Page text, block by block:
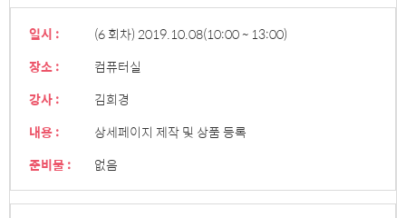
일시 : (6 회차) 2019.10.08(10:00 ~ 13:00)
장소 :
컴퓨터실
강사 :
김희경
내용 :
상세페이지 제작 및 상품 등록
준비물 :
없음